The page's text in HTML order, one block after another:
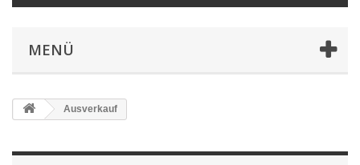
MENÜ
Ausverkauf